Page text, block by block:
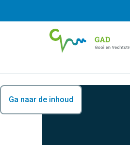
Ga naar de inhoud